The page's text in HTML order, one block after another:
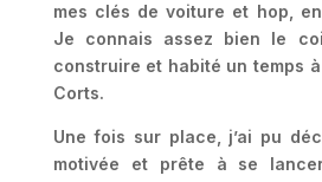
mes clés de voiture et hop,
Je connais assez bien le
construire et habité un temps
Corts.
Une fois sur place, j’ai pu
motivée et prête à se